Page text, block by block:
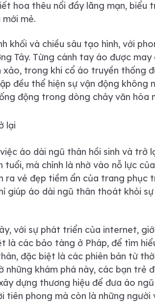
hoa thêu nổi đầy lãng mạn, biểu
mẻ.
khối và chiều sâu tạo hình, với
Tây. Từng cánh tay áo được may
trong khi cổ áo truyền thống
đều thể hiện sự vận động không
động trong dòng chảy văn hóa
lại
áo dài ngũ thân hồi sinh và trở
mà chính là nhờ vào nỗ lực
ra vẻ đẹp tiềm ẩn của trang phục
giúp áo dài ngũ thân thoát khỏi
với sự phát triển của internet,
là các bảo tàng ở Pháp, để tìm
đặc biệt là các phiên bản từ
những khám phá này, các bạn trẻ
dựng thương hiệu để đưa áo
tiên phong mà còn là những